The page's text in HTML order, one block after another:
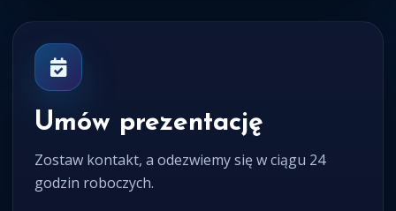
Umów prezentację
Zostaw kontakt, a odezwiemy się w ciągu 24
godzin roboczych.